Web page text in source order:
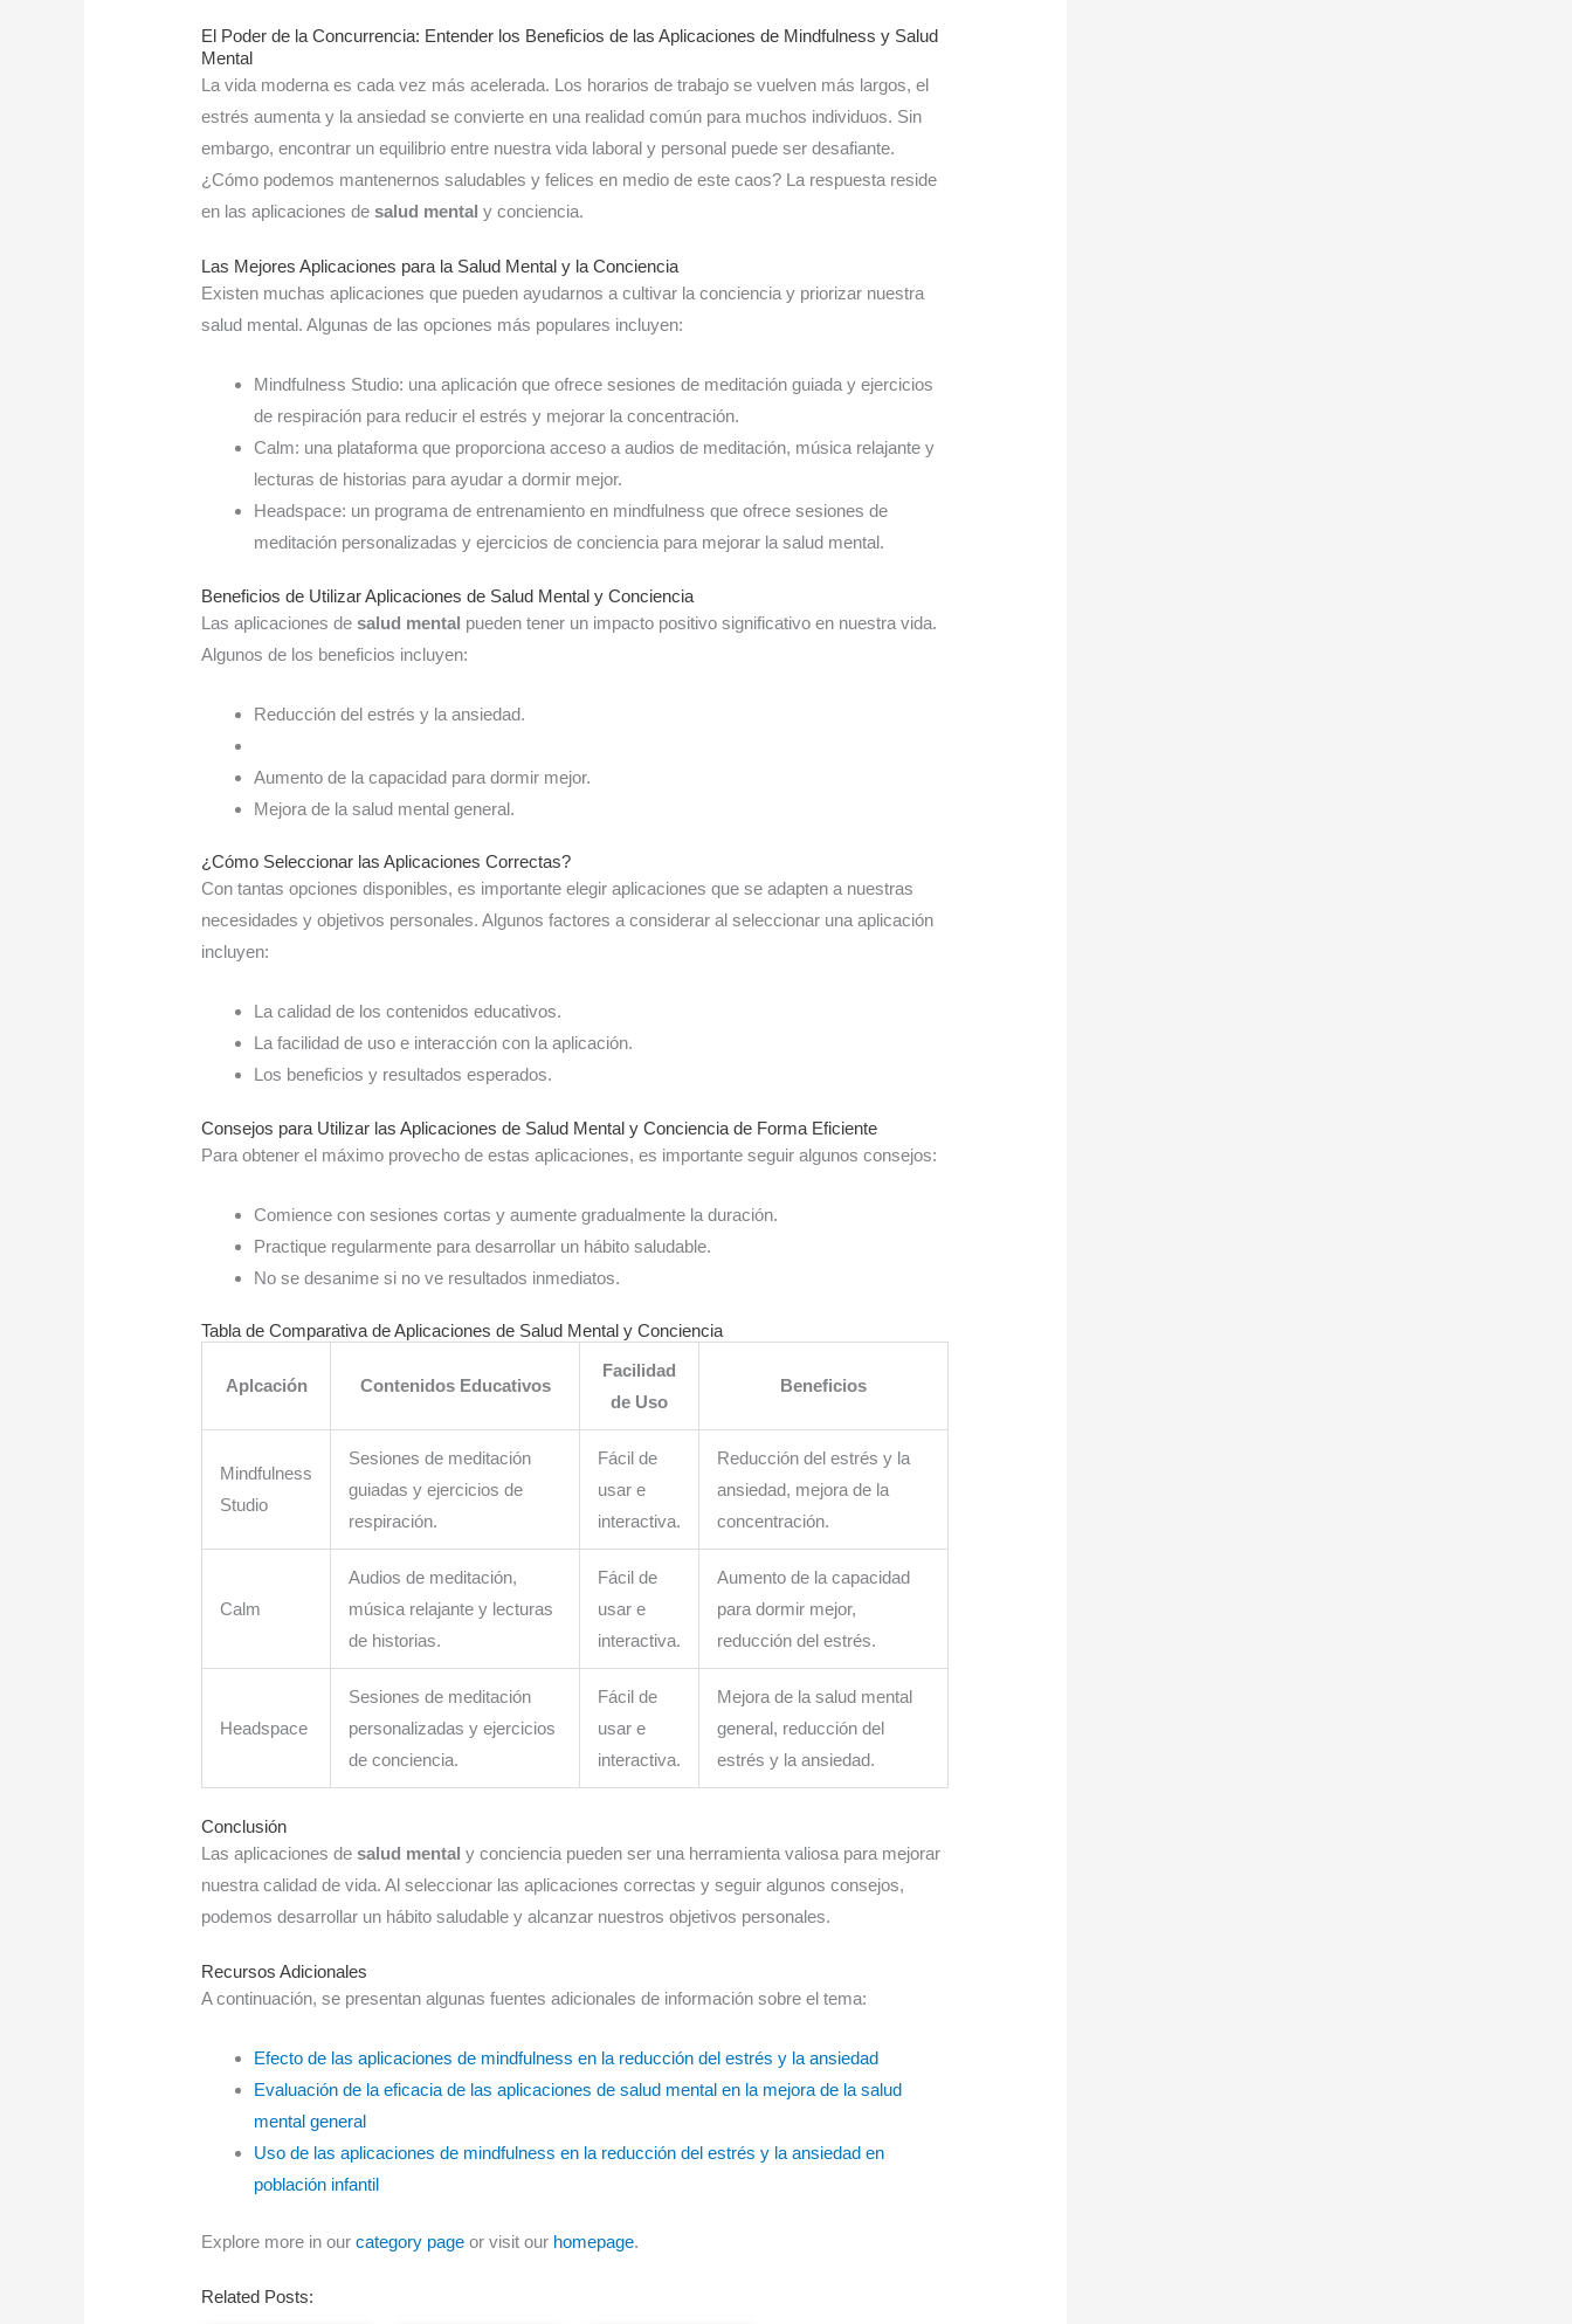
El Poder de la Concurrencia: Entender los Beneficios de las Aplicaciones de Mindfulness y Salud
Mental
La vida moderna es cada vez más acelerada. Los horarios de trabajo se vuelven más largos, el
estrés aumenta y la ansiedad se convierte en una realidad común para muchos individuos. Sin
embargo, encontrar un equilibrio entre nuestra vida laboral y personal puede ser desafiante.
¿Cómo podemos mantenernos saludables y felices en medio de este caos? La respuesta reside
en las aplicaciones desalud mental y conciencia.
Las Mejores Aplicaciones para la Salud Mental y la Conciencia
Existen muchas aplicaciones que pueden ayudarnos a cultivar la conciencia y priorizar nuestra
salud mental. Algunas de las opciones más populares incluyen:
Mindfulness Studio: una aplicación que ofrece sesiones de meditación guiada y ejercicios
de respiración para reducir el estrés y mejorar la concentración.
Calm: una plataforma que proporciona acceso a audios de meditación, música relajante y
lecturas de historias para ayudar a dormir mejor.
Headspace: un programa de entrenamiento en mindfulness que ofrece sesiones de
meditación personalizadas y ejercicios de conciencia para mejorar la salud mental.
Beneficios de Utilizar Aplicaciones de Salud Mental y Conciencia
Las aplicaciones desalud mental pueden tener un impacto positivo significativo en nuestra vida.
Algunos de los beneficios incluyen:
Reducción del estrés y la ansiedad.
Aumento de la capacidad para dormir mejor.
Mejora de la salud mental general.
¿Cómo Seleccionar las Aplicaciones Correctas?
Con tantas opciones disponibles, es importante elegir aplicaciones que se adapten a nuestras
necesidades y objetivos personales. Algunos factores a considerar al seleccionar una aplicación
incluyen:
La calidad de los contenidos educativos.
La facilidad de uso e interacción con la aplicación.
Los beneficios y resultados esperados.
Consejos para Utilizar las Aplicaciones de Salud Mental y Conciencia de Forma Eficiente
Para obtener el máximo provecho de estas aplicaciones, es importante seguir algunos consejos:
Comience con sesiones cortas y aumente gradualmente la duración.
Practique regularmente para desarrollar un hábito saludable.
No se desanime si no ve resultados inmediatos.
Tabla de Comparativa de Aplicaciones de Salud Mental y Conciencia
Aplcación Contenidos Educativos
Facilidad
de Uso
Beneficios
Mindfulness
Studio
Sesiones de meditación
guiadas y ejercicios de
respiración.
Fácil de
usar e
interactiva.
Reducción del estrés y la
ansiedad, mejora de la
concentración.
Calm
Audios de meditación,
música relajante y lecturas
de historias.
Fácil de
usar e
interactiva.
Aumento de la capacidad
para dormir mejor,
reducción del estrés.
Headspace
Sesiones de meditación
personalizadas y ejercicios
de conciencia.
Fácil de
usar e
interactiva.
Mejora de la salud mental
general, reducción del
estrés y la ansiedad.
Conclusión
Las aplicaciones desalud mental y conciencia pueden ser una herramienta valiosa para mejorar
nuestra calidad de vida. Al seleccionar las aplicaciones correctas y seguir algunos consejos,
podemos desarrollar un hábito saludable y alcanzar nuestros objetivos personales.
Recursos Adicionales
A continuación, se presentan algunas fuentes adicionales de información sobre el tema:
Efecto de las aplicaciones de mindfulness en la reducción del estrés y la ansiedad
Evaluación de la eficacia de las aplicaciones de salud mental en la mejora de la salud
mental general
Uso de las aplicaciones de mindfulness en la reducción del estrés y la ansiedad en
población infantil
Explore more in ourcategory page or visit our homepage.
Related Posts: